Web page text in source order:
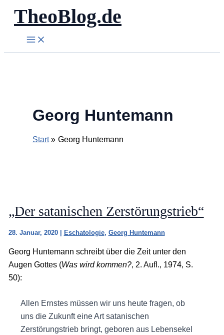
Zum
Inhalt
springen
TheoBlog.de
Georg Huntemann
Start Georg Huntemann
„Der satanischen Zerstörungstrieb“
28. Januar, 2020 | Eschatologie, Georg Huntemann
Georg Huntemann schreibt über die Zeit unter den
Augen Gottes (Was wird kommen?, 2. Aufl., 1974, S.
50):
Allen Ernstes müssen wir uns heute fragen, ob
uns die Zukunft eine Art satanischen
Zerstörungstrieb bringt, geboren aus Lebensekel